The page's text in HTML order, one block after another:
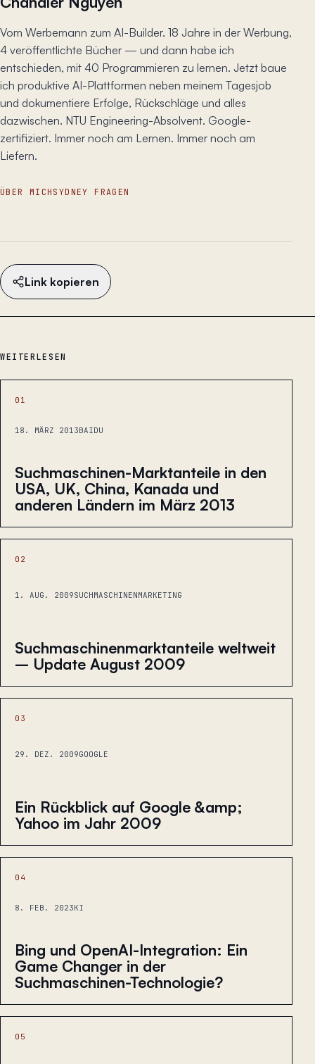
Vom Werbemann zum AI-Builder. 18 Jahre in der Werbung,
4 veröffentlichte Bücher — und dann habe ich
entschieden, mit 40 Programmieren zu lernen. Jetzt baue
ich produktive AI-Plattformen neben meinem Tagesjob
und dokumentiere Erfolge, Rückschläge und alles
dazwischen. NTU Engineering-Absolvent. Google-
zertifiziert. Immer noch am Lernen. Immer noch am
Liefern.
ÜBER MICH SYDNEY FRAGEN
Link kopieren
WEITERLESEN
01
18. MÄRZ 2013BAIDU
Suchmaschinen-Marktanteile in den
USA, UK, China, Kanada und
anderen Ländern im März 2013
02
1. AUG. 2009SUCHMASCHINENMARKETING
Suchmaschinenmarktanteile weltweit
– Update August 2009
03
29. DEZ. 2009GOOGLE
Ein Rückblick auf Google &amp;
Yahoo im Jahr 2009
04
8. FEB. 2023KI
Bing und OpenAI-Integration: Ein
Game Changer in der
Suchmaschinen-Technologie?
05